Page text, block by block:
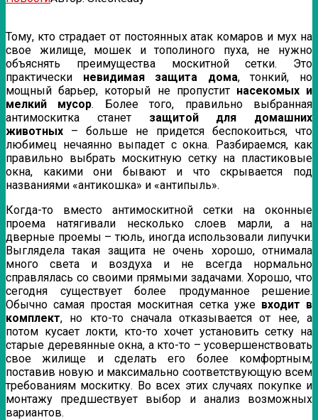
Тому, кто страдает от постоянных атак комаров и мух на
свое жилище, мошек и тополиного пуха, не нужно
объяснять преимущества москитной сетки. Это
практически невидимая защита дома, тонкий, но
мощный барьер, который не пропустит насекомых и
мелкий мусор. Более того, правильно выбранная
антимоскитка станет защитой для домашних
животных – больше не придется беспокоиться, что
любимец нечаянно выпадет с окна. Разбираемся, как
правильно выбрать москитную сетку на пластиковые
окна, какими они бывают и что скрывается под
названиями «антикошка» и «антипыль».
Когда-то вместо антимоскитной сетки на оконные
проема натягивали несколько слоев марли, а на
дверные проемы – тюль, иногда использовали липучки.
Выглядела такая защита не очень хорошо, отнимала
много света и воздуха и не всегда нормально
справлялась со своими прямыми задачами. Хорошо, что
сегодня существует более продуманное решение.
Обычно самая простая москитная сетка уже входит в
комплект, но кто-то сначала отказывается от нее, а
потом кусает локти, кто-то хочет установить сетку на
старые деревянные окна, а кто-то – усовершенствовать
свое жилище и сделать его более комфортным,
поставив новую и максимально соответствующую всем
требованиям москитку. Во всех этих случаях покупке и
монтажу предшествует выбор и анализ возможных
вариантов.